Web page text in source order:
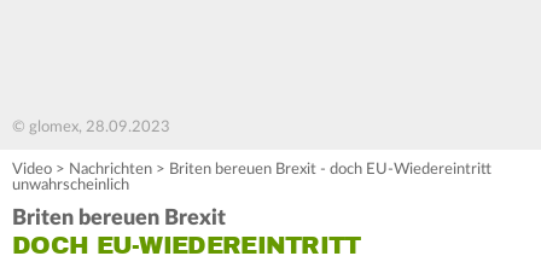
© glomex, 28.09.2023
Video > Nachrichten > Briten bereuen Brexit - doch EU-Wiedereintritt
unwahrscheinlich
Briten bereuen Brexit
DOCH EU-WIEDEREINTRITT